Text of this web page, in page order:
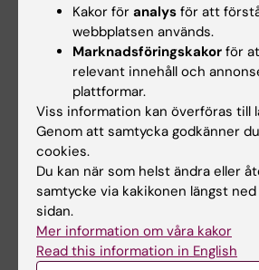
register-based patient cohort
Ekheden I; Ebrahim F;
P; Wettermark B; Henriksson
ARTICLE:LAEKNABLADID.
[Epidemiology of the two
adenocarcinoma in Iceland
Laurén histological
Olafsdottir HS; Alexiusdottir
Jonasson JG; Jonsson T;
ARTICLE:NATURE GENETICS.
Kakor för analys för att
webbplatsen används.
Marknadsföringskakor för
relevant innehåll och
plattformar.
Viss information kan överföras till
Genom att samtycka godkänner
cookies.
Du kan när som helst ändra eller
samtycke via kakikonen längst
sidan.
Mer information om våra kakor
Read this information in English